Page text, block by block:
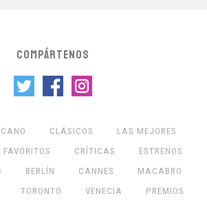
COMPÁRTENOS
CLÁSICOS
LAS MEJORES
CRÍTICAS
ESTRENOS
BERLÍN CANNES
MACABRO
TORONTO VENECIA
PREMIOS